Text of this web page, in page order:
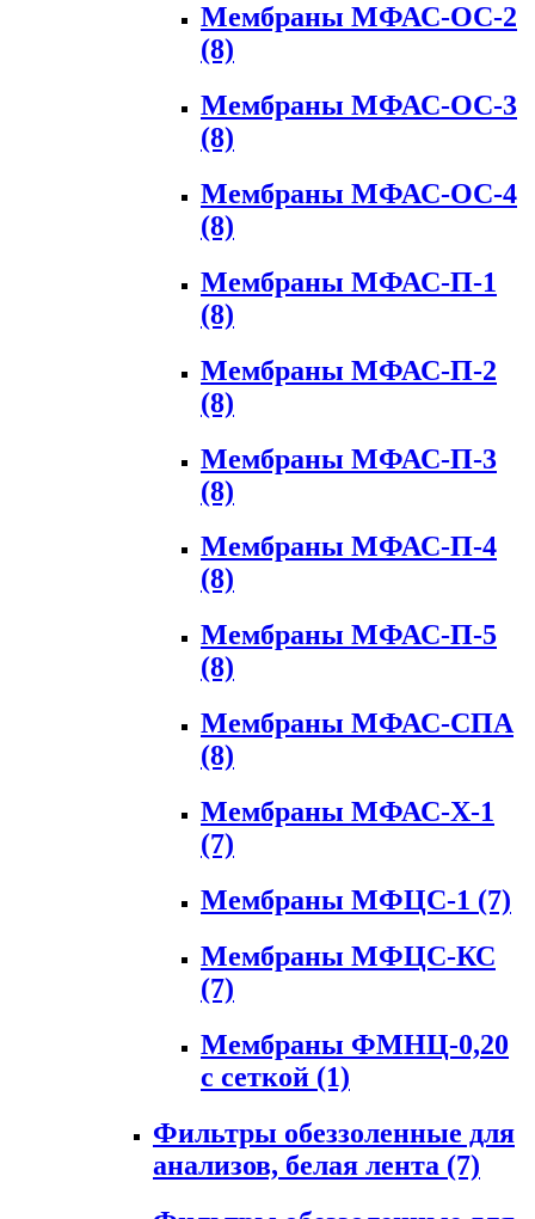
Мембраны МФАС-ОС-2
(8)
Мембраны МФАС-ОС-3
(8)
Мембраны МФАС-ОС-4
(8)
Мембраны МФАС-П-1
(8)
Мембраны МФАС-П-2
(8)
Мембраны МФАС-П-3
(8)
Мембраны МФАС-П-4
(8)
Мембраны МФАС-П-5
(8)
Мембраны МФАС-СПА
(8)
Мембраны МФАС-Х-1
(7)
Мембраны МФЦС-1 (7)
Мембраны МФЦС-КС
(7)
Мембраны ФМНЦ-0,20
с сеткой (1)
Фильтры обеззоленные для
анализов, белая лента (7)